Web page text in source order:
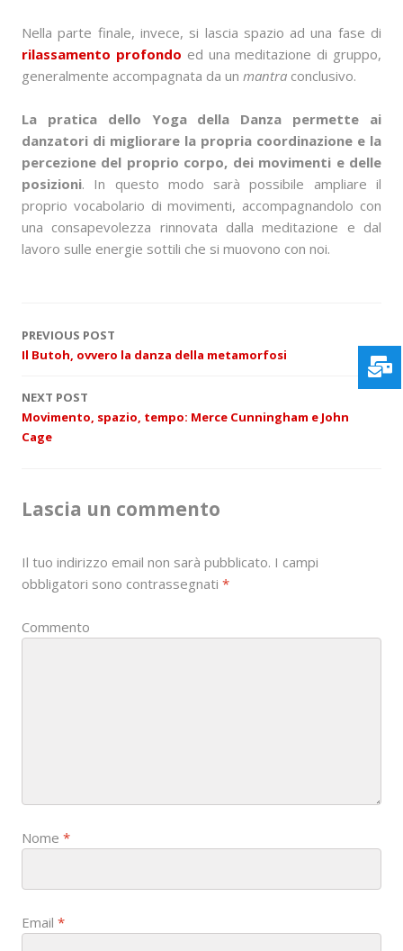
Nella parte finale, invece, si lascia spazio ad una fase di
rilassamento profondo ed una meditazione di gruppo,
generalmente accompagnata da un mantra conclusivo.
La pratica dello Yoga della Danza permette ai
danzatori di migliorare la propria coordinazione e la
percezione del proprio corpo, dei movimenti e delle
posizioni. In questo modo sarà possibile ampliare il
proprio vocabolario di movimenti, accompagnandolo con
una consapevolezza rinnovata dalla meditazione e dal
lavoro sulle energie sottili che si muovono con noi.
P
s
t
a
v
i
g
n
PREVIOUS POST
Il Butoh, ovvero la danza della metamorfosi
NEXT POST
Movimento, spazio, tempo: Merce Cunningham e John
Cage
Lascia un commento
Il tuo indirizzo email non sarà pubblicato. I campi
obbligatori sono contrassegnati *
Commento
Nome *
Email *